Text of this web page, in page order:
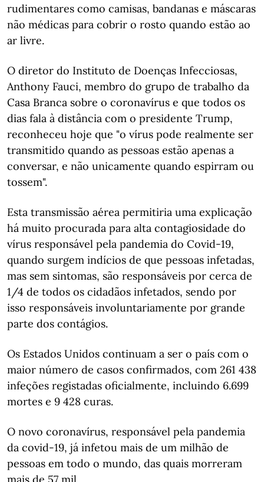
rudimentares como camisas, bandanas e máscaras
não médicas para cobrir o rosto quando estão ao
ar livre.
O diretor do Instituto de Doenças Infecciosas,
Anthony Fauci, membro do grupo de trabalho da
Casa Branca sobre o coronavírus e que todos os
dias fala à distância com o presidente Trump,
reconheceu hoje que "o vírus pode realmente ser
transmitido quando as pessoas estão apenas a
conversar, e não unicamente quando espirram ou
tossem".
Esta transmissão aérea permitiria uma explicação
há muito procurada para alta contagiosidade do
vírus responsável pela pandemia do Covid-19,
quando surgem indícios de que pessoas infetadas,
mas sem sintomas, são responsáveis por cerca de
1/4 de todos os cidadãos infetados, sendo por
isso responsáveis involuntariamente por grande
parte dos contágios.
Os Estados Unidos continuam a ser o país com o
maior número de casos confirmados, com 261 438
infeções registadas oficialmente, incluindo 6.699
mortes e 9 428 curas.
O novo coronavírus, responsável pela pandemia
da covid-19, já infetou mais de um milhão de
pessoas em todo o mundo, das quais morreram